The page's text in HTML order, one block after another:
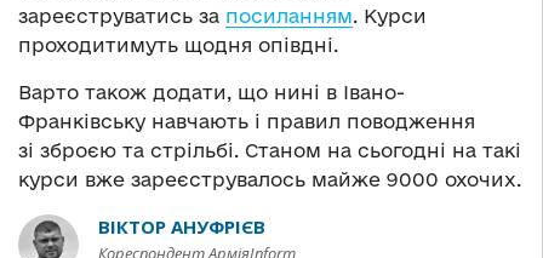
зареєструватись за посиланням. Курси
проходитимуть щодня опівдні.
Варто також додати, що нині в Івано-
Франківську навчають і правил поводження
зі зброєю та стрільбі. Станом на сьогодні на такі
курси вже зареєструвалось майже 9000 охочих.
ВІКТОР АНУФРІЄВ
Кореспондент АрміяInform